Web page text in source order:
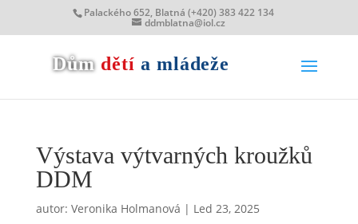
Palackého 652, Blatná (+420) 383 422 134
ddmblatna@iol.cz
Dům dětí a mládeže
Výstava výtvarných kroužků
DDM
autor: Veronika Holmanová | Led 23, 2025